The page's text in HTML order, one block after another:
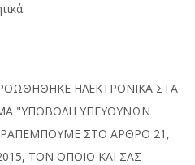
ΗΛΕΚΤΡΟΝΙΚΑ ΣΤΑ
"ΥΠΟΒΟΛΗ ΥΠΕΥΘΥΝΩΝ
ΣΤΟ ΑΡΘΡΟ 21,
ΤΟΝ ΟΠΟΙΟ ΚΑΙ ΣΑΣ